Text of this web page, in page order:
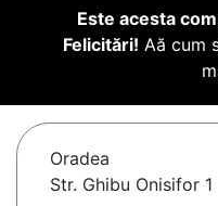
Este acesta
Felicitări! Aă cum
Oradea
Str. Ghibu Onisifor 1